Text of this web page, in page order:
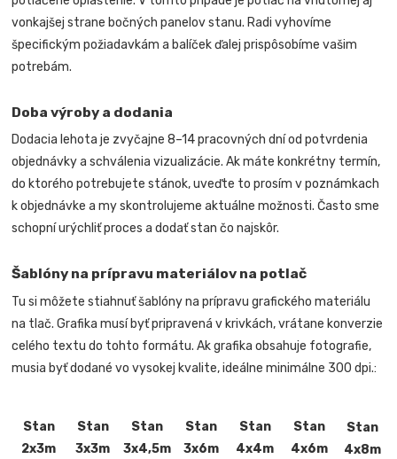
vonkajšej strane bočných panelov stanu. Radi vyhovíme
špecifickým požiadavkám a balíček ďalej prispôsobíme vašim
potrebám.
Doba výroby a dodania
Dodacia lehota je zvyčajne 8–14 pracovných dní od potvrdenia
objednávky a schválenia vizualizácie. Ak máte konkrétny termín,
do ktorého potrebujete stánok, uveďte to prosím v poznámkach
k objednávke a my skontrolujeme aktuálne možnosti. Často sme
schopní urýchliť proces a dodať stan čo najskôr.
Šablóny na prípravu materiálov na potlač
Tu si môžete stiahnuť šablóny na prípravu grafického materiálu
na tlač. Grafika musí byť pripravená v krivkách, vrátane konverzie
celého textu do tohto formátu. Ak grafika obsahuje fotografie,
musia byť dodané vo vysokej kvalite, ideálne minimálne 300 dpi.:
Stan
2x3m
Stan
3x3m
Stan
3x4,5m
Stan
3x6m
Stan
4x4m
Stan
4x6m
Stan
4x8m